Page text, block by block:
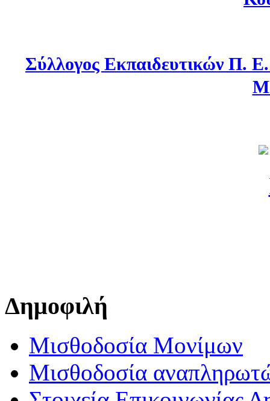
Σύλλογος Εκπαιδευτικών Π.
Δημοφιλή
Μισθοδοσία Μονίμων
Μισθοδοσία